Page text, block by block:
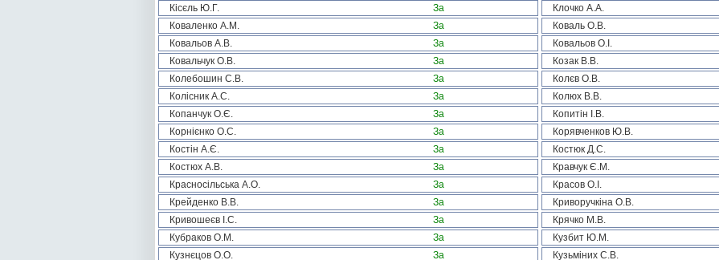
Кісєль Ю.Г.
За Клочко А.А.
Коваленко А.М.
За Коваль О.В.
Ковальов А.В.
За Ковальов О.І.
Ковальчук О.В.
За Козак В.В.
Колебошин С.В.
За Колєв О.В.
Колісник А.С.
За Колюх В.В.
Копанчук О.Є.
За Копитін І.В.
Корнієнко О.С.
За Корявченков Ю.В.
Костін А.Є.
За Костюк Д.С.
Костюх А.В.
За Кравчук Є.М.
Красносільська А.О.
За Красов О.І.
Крейденко В.В.
За Криворучкіна О.В.
Кривошеєв І.С.
За Крячко М.В.
Кубраков О.М.
За Кузбит Ю.М.
Кузнєцов О.О.
За Кузьміних С.В.